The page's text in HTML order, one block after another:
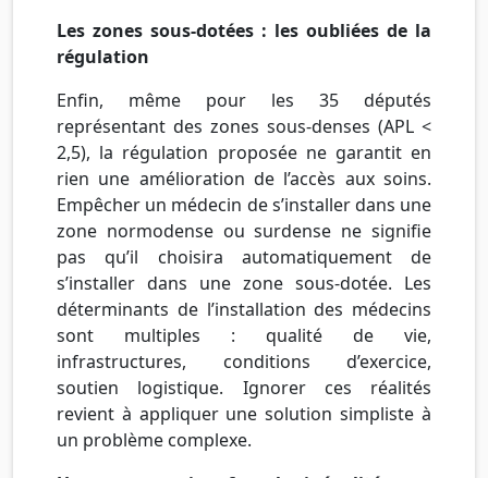
Les zones sous-dotées : les oubliées de la
régulation
Enfin, même pour les 35 députés
représentant des zones sous-denses (APL <
2,5), la régulation proposée ne garantit en
rien une amélioration de l’accès aux soins.
Empêcher un médecin de s’installer dans une
zone normodense ou surdense ne signifie
pas qu’il choisira automatiquement de
s’installer dans une zone sous-dotée. Les
déterminants de l’installation des médecins
sont multiples : qualité de vie,
infrastructures, conditions d’exercice,
soutien logistique. Ignorer ces réalités
revient à appliquer une solution simpliste à
un problème complexe.